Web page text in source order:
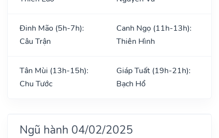
Đinh Mão (5h-7h):
Câu Trận
Canh Ngọ (11h-13h):
Thiên Hình
Tân Mùi (13h-15h):
Chu Tước
Giáp Tuất (19h-21h):
Bạch Hổ
Ngũ hành 04/02/2025